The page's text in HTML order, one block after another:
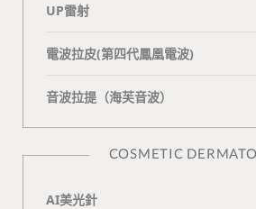
UP雷射
電波拉皮(第四代鳳凰電波)
⾳波拉提（海芙⾳波）
COSMETIC
AI美光針